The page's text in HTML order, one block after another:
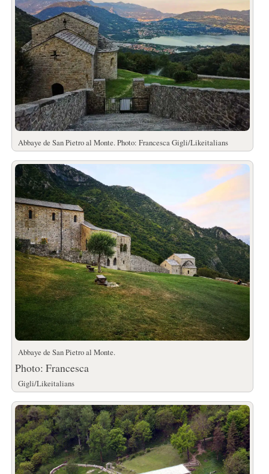
Abbaye de San Pietro al Monte. Photo: Francesca Gigli/Likeitalians
Abbaye de San Pietro al Monte.
Photo: Francesca
Gigli/Likeitalians